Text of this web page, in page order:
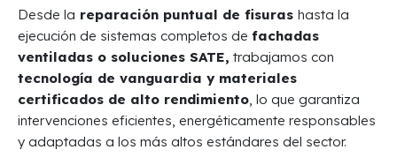
Desde la reparación puntual de fisuras hasta la
ejecución de sistemas completos de fachadas
ventiladas o soluciones SATE, trabajamos con
tecnología de vanguardia y materiales
certificados de alto rendimiento, lo que garantiza
intervenciones eficientes, energéticamente responsables
y adaptadas a los más altos estándares del sector.